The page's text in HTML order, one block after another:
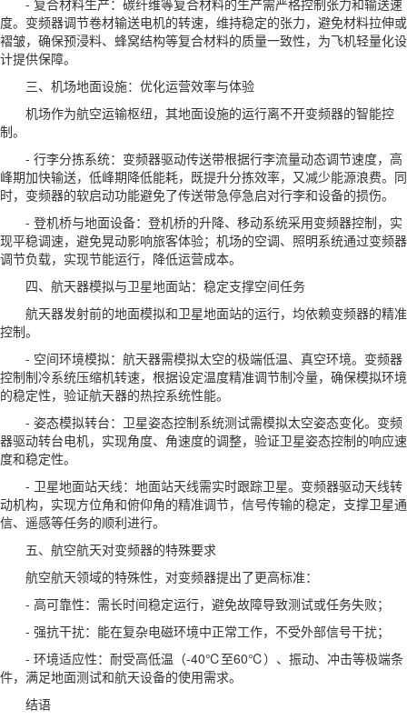
度。变频器调节卷材输送电机的转速，维持稳定的张力，避免材料拉伸或
褶皱，确保预浸料、蜂窝结构等复合材料的质量一致性，为飞机轻量化设
计提供保障。
三、机场地面设施：优化运营效率与体验
机场作为航空运输枢纽，其地面设施的运行离不开变频器的智能控
制。
- 行李分拣系统：变频器驱动传送带根据行李流量动态调节速度，高
峰期加快输送，低峰期降低能耗，既提升分拣效率，又减少能源浪费。同
时，变频器的软启动功能避免了传送带急停急启对行李和设备的损伤。
- 登机桥与地面设备：登机桥的升降、移动系统采用变频器控制，实
现平稳调速，避免晃动影响旅客体验；机场的空调、照明系统通过变频器
调节负载，实现节能运行，降低运营成本。
四、航天器模拟与卫星地面站：稳定支撑空间任务
航天器发射前的地面模拟和卫星地面站的运行，均依赖变频器的精准
控制。
- 空间环境模拟：航天器需模拟太空的极端低温、真空环境。变频器
控制制冷系统压缩机转速，根据设定温度精准调节制冷量，确保模拟环境
的稳定性，验证航天器的热控系统性能。
- 姿态模拟转台：卫星姿态控制系统测试需模拟太空姿态变化。变频
器驱动转台电机，实现角度、角速度的调整，验证卫星姿态控制的响应速
度和稳定性。
- 卫星地面站天线：地面站天线需实时跟踪卫星。变频器驱动天线转
动机构，实现方位角和俯仰角的精准调节，信号传输的稳定，支撑卫星通
信、遥感等任务的顺利进行。
五、航空航天对变频器的特殊要求
航空航天领域的特殊性，对变频器提出了更高标准：
- 高可靠性：需长时间稳定运行，避免故障导致测试或任务失败；
- 强抗干扰：能在复杂电磁环境中正常工作，不受外部信号干扰；
- 环境适应性：耐受高低温（-40℃至60℃）、振动、冲击等极端条
件，满足地面测试和航天设备的使用需求。
结语